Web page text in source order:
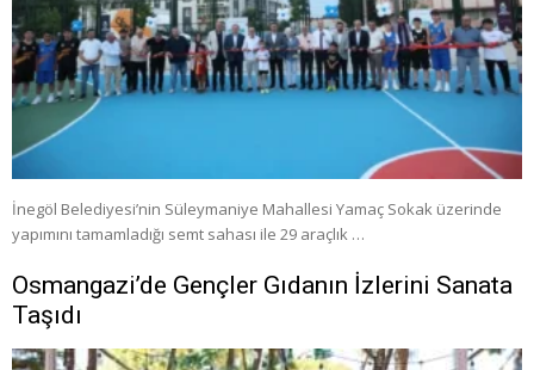
İnegöl Belediyesi’nin Süleymaniye Mahallesi Yamaç Sokak üzerinde
yapımını tamamladığı semt sahası ile 29 araçlık …
Osmangazi’de Gençler Gıdanın İzlerini Sanata
Taşıdı